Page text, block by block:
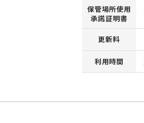
保管場所使用
承諾証明書
更新料
利用時間